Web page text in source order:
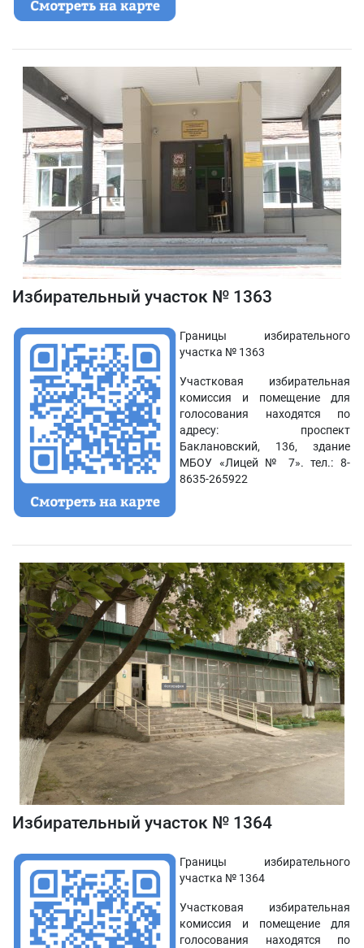
Избирательный участок № 1363
Границы избирательного
участка № 1363
Участковая избирательная
комиссия и помещение для
голосования находятся по
адресу: проспект
Баклановский, 136, здание
МБОУ «Лицей № 7». тел.: 8-
8635-265922
Избирательный участок № 1364
Границы избирательного
участка № 1364
Участковая избирательная
комиссия и помещение для
голосования находятся по